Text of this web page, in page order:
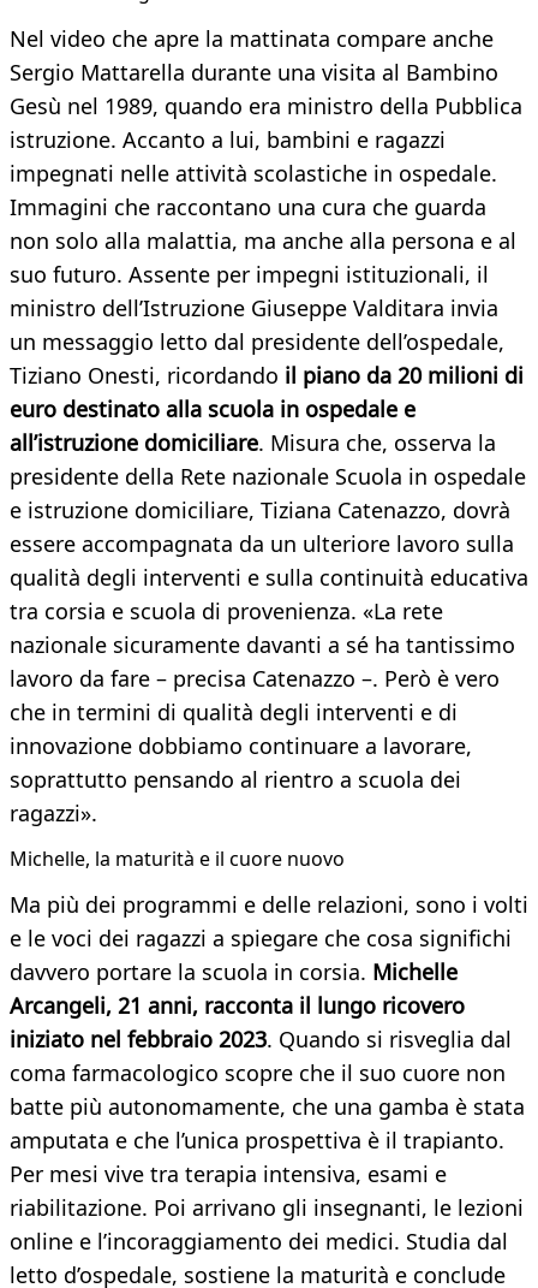
Nel video che apre la mattinata compare anche
Sergio Mattarella durante una visita al Bambino
Gesù nel 1989, quando era ministro della Pubblica
istruzione. Accanto a lui, bambini e ragazzi
impegnati nelle attività scolastiche in ospedale.
Immagini che raccontano una cura che guarda
non solo alla malattia, ma anche alla persona e al
suo futuro. Assente per impegni istituzionali, il
ministro dell’Istruzione Giuseppe Valditara invia
un messaggio letto dal presidente dell’ospedale,
Tiziano Onesti, ricordando il piano da 20 milioni di
euro destinato alla scuola in ospedale e
all’istruzione domiciliare. Misura che, osserva la
presidente della Rete nazionale Scuola in ospedale
e istruzione domiciliare, Tiziana Catenazzo, dovrà
essere accompagnata da un ulteriore lavoro sulla
qualità degli interventi e sulla continuità educativa
tra corsia e scuola di provenienza. «La rete
nazionale sicuramente davanti a sé ha tantissimo
lavoro da fare – precisa Catenazzo –. Però è vero
che in termini di qualità degli interventi e di
innovazione dobbiamo continuare a lavorare,
soprattutto pensando al rientro a scuola dei
ragazzi».
Michelle, la maturità e il cuore nuovo
Ma più dei programmi e delle relazioni, sono i volti
e le voci dei ragazzi a spiegare che cosa significhi
davvero portare la scuola in corsia. Michelle
Arcangeli, 21 anni, racconta il lungo ricovero
iniziato nel febbraio 2023. Quando si risveglia dal
coma farmacologico scopre che il suo cuore non
batte più autonomamente, che una gamba è stata
amputata e che l’unica prospettiva è il trapianto.
Per mesi vive tra terapia intensiva, esami e
riabilitazione. Poi arrivano gli insegnanti, le lezioni
online e l’incoraggiamento dei medici. Studia dal
letto d’ospedale, sostiene la maturità e conclude